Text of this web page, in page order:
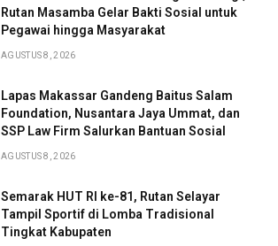
Rutan Masamba Gelar Bakti Sosial untuk
Pegawai hingga Masyarakat
AGUSTUS 8, 2026
Lapas Makassar Gandeng Baitus Salam
Foundation, Nusantara Jaya Ummat, dan
SSP Law Firm Salurkan Bantuan Sosial
AGUSTUS 8, 2026
Semarak HUT RI ke-81, Rutan Selayar
Tampil Sportif di Lomba Tradisional
Tingkat Kabupaten